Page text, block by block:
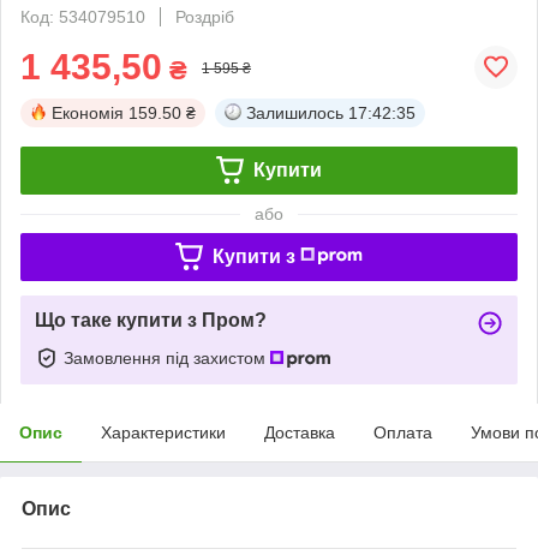
Код: 534079510
Роздріб
1 435,50 ₴ 1 595 ₴
Економія 159.50 ₴ Залишилось 17:42:35
Купити
або
Купити з
Що таке купити з Пром?
Замовлення під захистом
Опис Характеристики Доставка Оплата Умови
Опис